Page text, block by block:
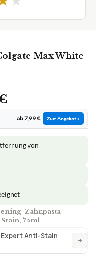
Max White
ab 7,99 € Zum Angebot »
von
Zahnpasta
75ml
Anti-Stain
+